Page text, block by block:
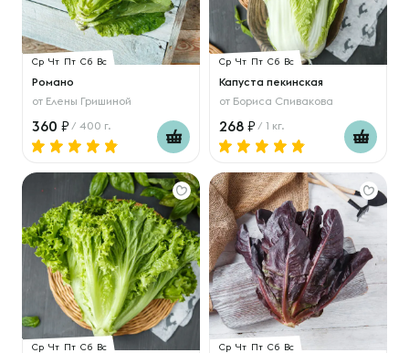
Ср Чт Пт Сб Вс
Романо
от Елены Гришиной
360 / 400 г.
Ср Чт Пт Сб Вс
Капуста пекинская
от Бориса Спивакова
268 / 1 кг.
Ср Чт Пт Сб Вс Ср Чт Пт Сб Вс